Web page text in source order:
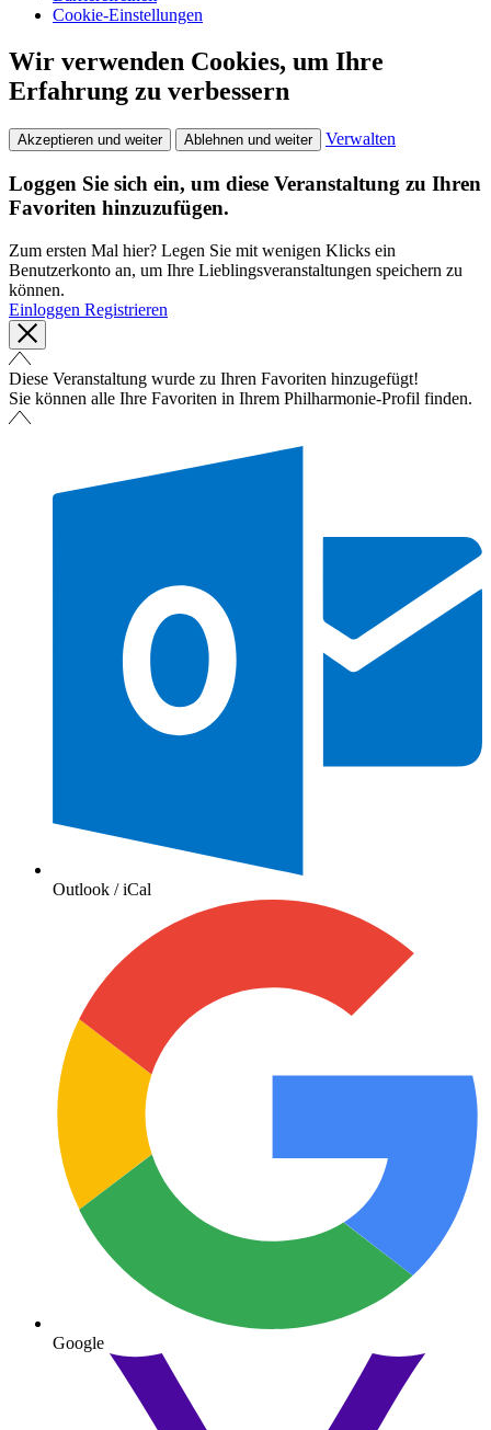
Cookie-Einstellungen
Wir verwenden Cookies, um Ihre
Erfahrung zu verbessern
Akzeptieren und weiter Ablehnen und weiter Verwalten
Loggen Sie sich ein, um diese Veranstaltung zu Ihren
Favoriten hinzuzufügen.
Zum ersten Mal hier? Legen Sie mit wenigen Klicks ein
Benutzerkonto an, um Ihre Lieblingsveranstaltungen speichern zu
können.
Einloggen Registrieren
Diese Veranstaltung wurde zu Ihren Favoriten hinzugefügt!
Sie können alle Ihre Favoriten in Ihrem Philharmonie-Profil finden.
Outlook / iCal
Google